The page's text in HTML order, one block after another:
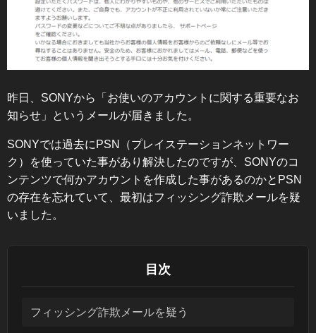
昨日、SONYから「お使いのアカウントに関する重要なお
知らせ」というメールが届きました。
SONYでは過去にPSN（プレイステーションネットワー
ク）を使っていた事があり解決したのですが、SONYのコ
ンテンツで何かアカウントを作成した事があるのかとPSN
の存在を忘れていて、最初はフィッシング詐欺メールを疑
いました。
目次
フィッシング詐欺メールを疑う